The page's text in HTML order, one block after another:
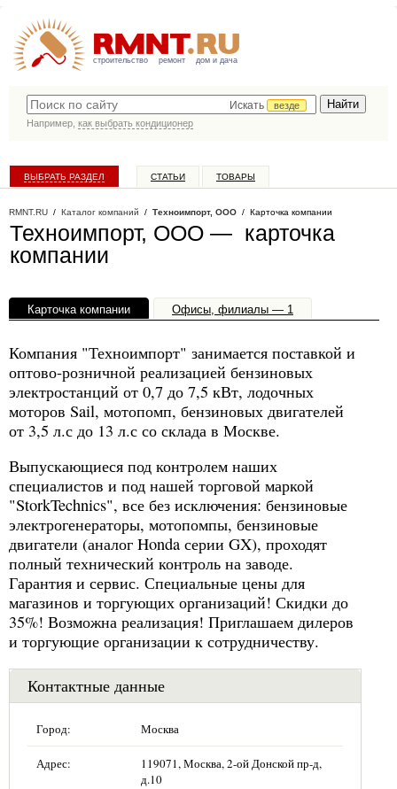
строительство ремонт дом и дача
Искать
везде
Например, как выбрать кондиционер
ВЫБРАТЬ РАЗДЕЛ СТАТЬИ ТОВАРЫ
RMNT.RU / Каталог компаний / Техноимпорт, ООО / Карточка компании
Техноимпорт, ООО — карточка
компании
Карточка компании Офисы, филиалы — 1
Компания "Техноимпорт" занимается поставкой и
оптово-розничной реализацией бензиновых
электростанций от 0,7 до 7,5 кВт, лодочных
моторов Sail, мотопомп, бензиновых двигателей
от 3,5 л.с до 13 л.с со склада в Москве.
Выпускающиеся под контролем наших
специалистов и под нашей торговой маркой
"StorkTechnics", все без исключения: бензиновые
электрогенераторы, мотопомпы, бензиновые
двигатели (аналог Honda серии GX), проходят
полный технический контроль на заводе.
Гарантия и сервис. Специальные цены для
магазинов и торгующих организаций! Скидки до
35%! Возможна реализация! Приглашаем дилеров
и торгующие организации к сотрудничеству.
Контактные данные
Город: Москва
Адрес:
119071, Москва, 2-ой Донской пр-д,
д.10